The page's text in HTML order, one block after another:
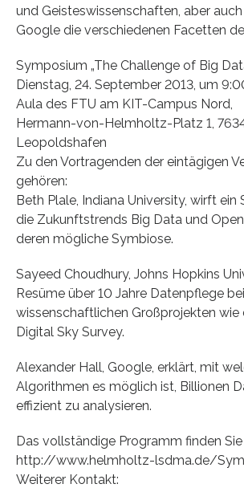
und Geisteswissenschaften, aber
Google die verschiedenen Facetten
Symposium „The Challenge of Big
Dienstag, 24. September 2013, um
Aula des FTU am KIT-Campus Nord,
Hermann-von-Helmholtz-Platz 1,
Leopoldshafen
Zu den Vortragenden der eintägigen
gehören:
Beth Plale, Indiana University, wirft
die Zukunftstrends Big Data und
deren mögliche Symbiose.
Sayeed Choudhury, Johns Hopkins
Resüme über 10 Jahre Datenpflege bei
wissenschaftlichen Großprojekten wie
Digital Sky Survey.
Alexander Hall, Google, erklärt, mit
Algorithmen es möglich ist, Billionen
effizient zu analysieren.
Das vollständige Programm finden Sie
http://www.helmholtz-lsdma.de/
Weiterer Kontakt: